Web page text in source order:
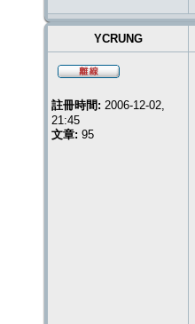
YCRUNG
註冊時間: 2006-12-02,
21:45
文章: 95